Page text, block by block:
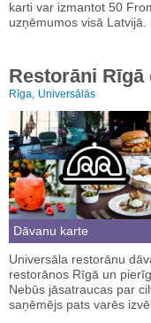
karti var izmantot 50
uzņēmumos visā
Restorāni Rīgā
Rīga, Universālās
Dāvanu karte
Universāla restorānu
restorānos Rīgā un
Nebūs jāsatraucas par
saņēmējs pats varēs